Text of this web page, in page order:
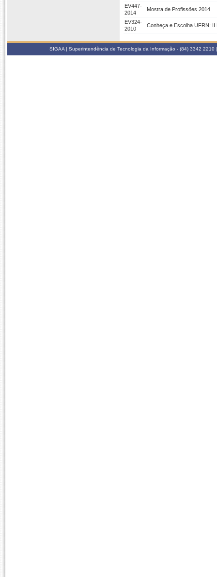
EV447-
2014
Mostra de Profissões 2014
EV324-
2010
Conheça e Escolha UFRN:
SIGAA | Superintendência de Tecnologia da Informação - (84) 3342